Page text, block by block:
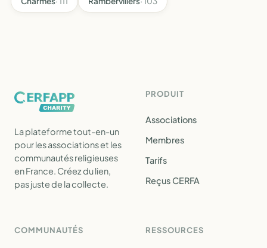
La plateforme tout-en-un
pour les associations et les
communautés religieuses
en France. Créez du lien,
pas juste de la collecte.
PRODUIT
Associations
Membres
Tarifs
Reçus CERFA
COMMUNAUTÉS RESSOURCES